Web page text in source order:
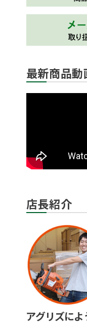
最新商品動
店長紹介
アグリズによ